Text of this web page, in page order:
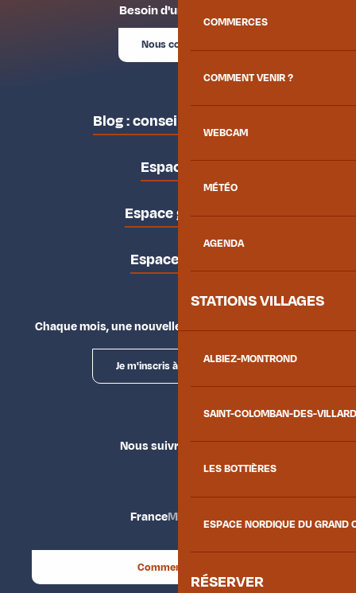
COMMERCES
COMMENT VENIR ?
WEBCAM
MÉTÉO
AGENDA
STATIONS VILLAGES
ALBIEZ-MONTROND
SAINT-COLOMBAN-DES-
LES BOTTIÈRES
ESPACE NORDIQUE DU GRAND
RÉSERVER
Besoin d'un conseil ?
Nous contacter
Blog : conseils des locaux
Espace pro
Espace groupes
Espace presse
Chaque mois, une nouvelle façon d'explorer la vallée.
Je m'inscris à la newsletter
Nous suivre
FranceMaurienne
Comment venir ?